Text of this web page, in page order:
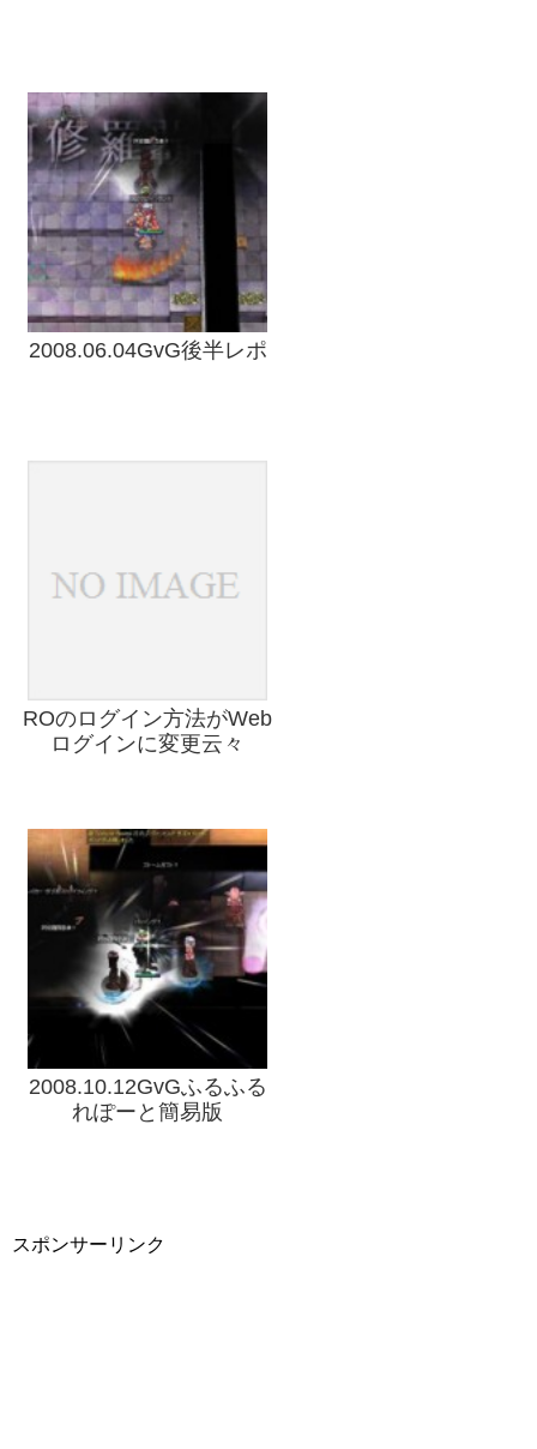
2008.06.04GvG後半レポ
ROのログイン方法がWeb
ログインに変更云々
2008.10.12GvGふるふる
れぽーと簡易版
スポンサーリンク